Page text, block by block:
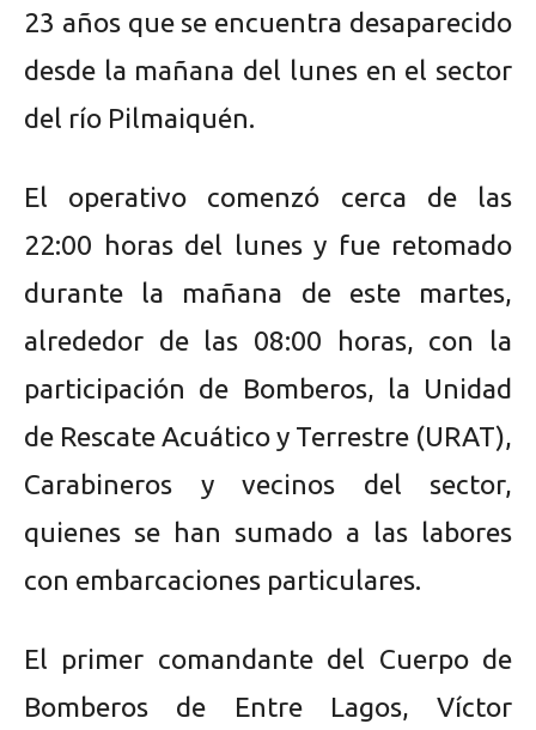
23 años que se encuentra desaparecido
desde la mañana del lunes en el sector
del río Pilmaiquén.
El operativo comenzó cerca de las
22:00 horas del lunes y fue retomado
durante la mañana de este martes,
alrededor de las 08:00 horas, con la
participación de Bomberos, la Unidad
de Rescate Acuático y Terrestre (URAT),
Carabineros y vecinos del sector,
quienes se han sumado a las labores
con embarcaciones particulares.
El primer comandante del Cuerpo de
Bomberos de Entre Lagos, Víctor